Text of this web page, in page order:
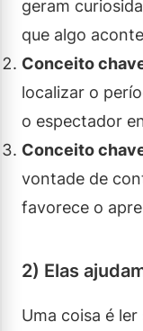
geram
que algo
Conceito
localizar o
o espectador
Conceito
vontade de
favorece o
2) Elas
Uma coisa é